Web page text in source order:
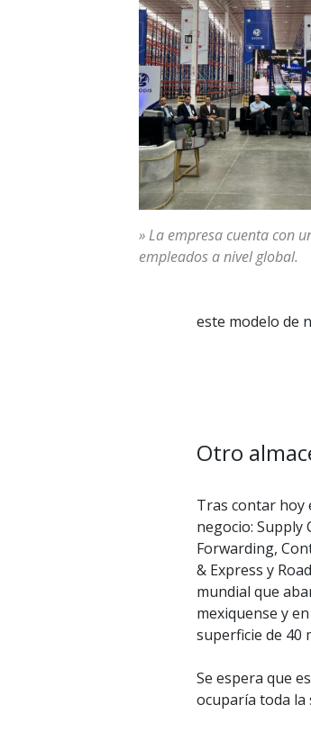
» La empresa cuenta con
empleados a nivel global.
este modelo de
Otro
Tras contar hoy
negocio: Supply
Forwarding,
& Express y
mundial que
mexiquense y
superficie de 40
Se espera que
ocuparía toda la